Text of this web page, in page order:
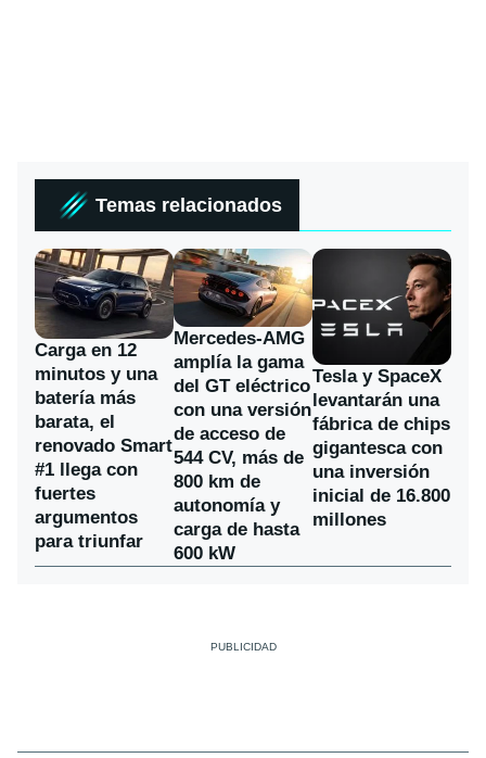
Temas relacionados
Carga en 12
minutos y una
batería más
barata, el
renovado Smart
#1 llega con
fuertes
argumentos
para triunfar
Mercedes-AMG
amplía la gama
del GT eléctrico
con una versión
de acceso de
544 CV, más de
800 km de
autonomía y
carga de hasta
600 kW
Tesla y SpaceX
levantarán una
fábrica de chips
gigantesca con
una inversión
inicial de 16.800
millones